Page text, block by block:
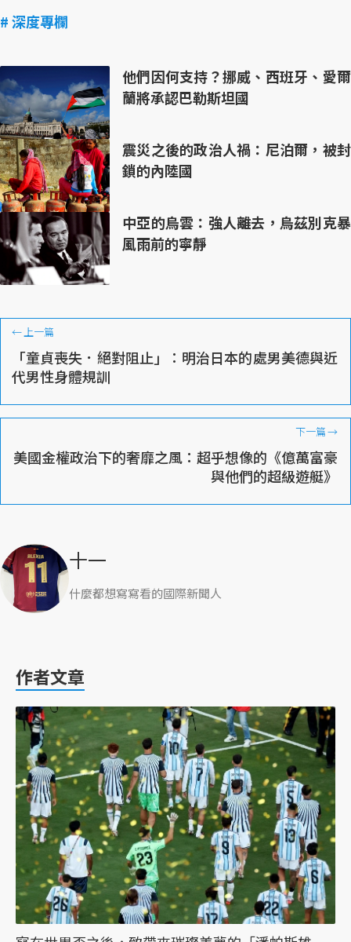
# 深度專欄
他們因何支持？挪威、西班牙、愛爾
蘭將承認巴勒斯坦國
震災之後的政治人禍：尼泊爾，被封
鎖的內陸國
中亞的烏雲：強人離去，烏茲別克暴
風雨前的寧靜
← 上一篇
「童貞喪失．絕對阻止」：明治日本的處男美德與近
代男性身體規訓
下一篇→
美國金權政治下的奢靡之風：超乎想像的《億萬富豪
與他們的超級遊艇》
十一
什麼都想寫寫看的國際新聞人
作者文章